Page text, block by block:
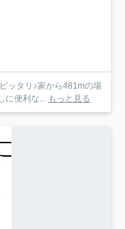
ッタリ♪家から481mの場
に便利な... もっと見る